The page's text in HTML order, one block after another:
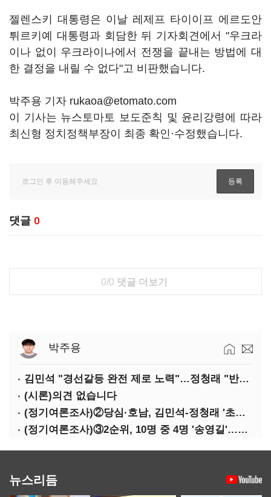
젤렌스키 대통령은 이날 레제프 타이이프 에르도안
튀르키예 대통령과 회담한 뒤 기자회견에서 "우크라
이나 없이 우크라이나에서 전쟁을 끝내는 방법에 대
한 결정을 내릴 수 없다"고 비판했습니다.
박주용 기자 rukaoa@etomato.com
이 기사는 뉴스토마토 보도준칙 및 윤리강령에 따라
최신형 정치정책부장이 최종 확인·수정했습니다.
댓글 0
0/0 댓글 더보기
박주용
김민석 "경선갈등 완전 제로 노력"…정청래 "반명 공세 사과부터"
(시론)의견 없습니다
(정기여론조사)②당심·호남, 김민석-정청래 '초접전'
(정기여론조사)③2순위, 10명 중 4명 '송영길'…정청래 '한 자릿수'
뉴스리듬